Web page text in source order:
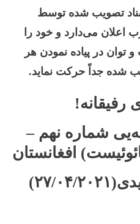
تصویب شده توسط
می‌دارد و خود را
توان در پیاده نمودن هر
شده جداً حرکت نماید‌.
رفیقانه!
شماره نهم–
افغانستان